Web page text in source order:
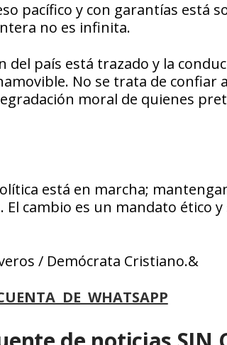
pacífico y con garantías está
no es infinita.
del país está trazado y la
No se trata de confiar
moral de quienes
está en marcha;
cambio es un mandato ético
/ Demócrata Cristiano.&
DE WHATSAPP